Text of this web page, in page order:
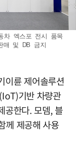
차 엑스포 전시 품목
매 및 DB 금지
이륜 제어솔루션
기반 차량관
공한다. 모뎀, 블
께 제공해 사용